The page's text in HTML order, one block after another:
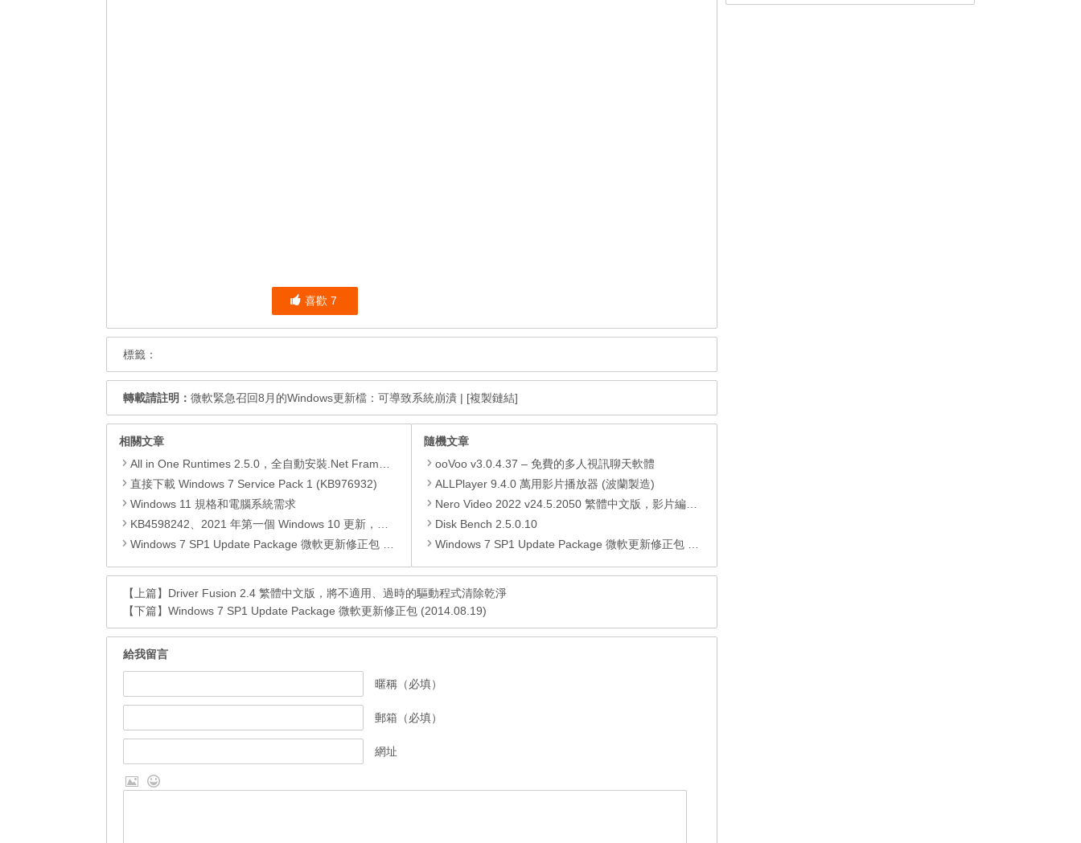
喜歡 7
標籤：
轉載請註明： 微軟緊急召回8月的Windows更新檔：可導致系統崩潰 | [複製鏈結]
相關文章
All in One Runtimes 2.5.0，全自動安裝.Net Framework、Visual C++、DirectX、Flash Player、JRE
直接下載 Windows 7 Service Pack 1 (KB976932)
Windows 11 規格和電腦系統需求
KB4598242、2021 年第一個 Windows 10 更新，改善外部裝置安全性、解決HTTPS安全漏洞、印表機呼叫(RPC)漏洞
Windows 7 SP1 Update Package 微軟更新修正包 (2020.01月份)
隨機文章
ooVoo v3.0.4.37 – 免費的多人視訊聊天軟體
ALLPlayer 9.4.0 萬用影片播放器 (波蘭製造)
Nero Video 2022 v24.5.2050 繁體中文版，影片編輯製作播放軟體，支持 Utra HD (4K) 視頻
Disk Bench 2.5.0.10
Windows 7 SP1 Update Package 微軟更新修正包 (2014.06月份)
【上篇】 Driver Fusion 2.4 繁體中文版，將不適用、過時的驅動程式清除乾淨
【下篇】 Windows 7 SP1 Update Package 微軟更新修正包 (2014.08.19)
給我留言
暱稱（必填）
郵箱（必填）
網址